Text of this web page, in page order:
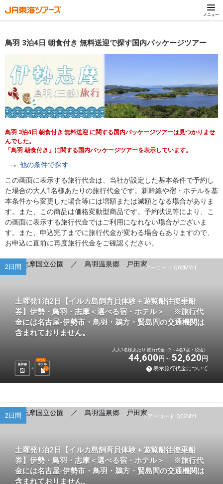
メニュー
鳥羽 3泊4日 朝食付き 無料送迎で探す国内パッケージツアー
鳥羽 3泊4日 朝食付き 無料送迎 に関する国内パッケージツアーは見つかりませ
んでした。
「鳥羽 朝食付き」に関する国内パッケージツアーを表示しています。
他の条件で探す
この画面に表示する旅行代金は、当社が設定した基本条件で予約し
た場合の大人1名様あたりの旅行代金です。新幹線や宿・ホテルを基
本条件から変更した場合等には増額または減額となる場合がありま
す。また、この商品は価格変動型商品です。予約状況等により、こ
の画面に表示する旅行代金ではご利用になれない場合がございま
す。また、申込完了までに旅行代金が変わる場合もありますので、
お申込に直前に再度旅行代金をご確認ください。
ツアーコード Q02MYH
2日間
土曜発1泊2日【イルカ島飼育員体験＋遊覧船往復乗船
券】伊勢・鳥羽・志摩＜選べる宿・ホテル＞ ※旅行代
金には名古屋-伊勢市・鳥羽・鵜方・賢島間の交通機関は
含まれておりません。
新幹線 ホテル
選べる
1 泊
大人1名様あたり 旅行代金（2～4名1室・税込）
44,600 円 52,620 円
表示旅行代金について
ツアーコード Q02MYI
2日間
土曜発1泊2日【イルカ島飼育員体験＋遊覧船往復乗船
券】伊勢・鳥羽・志摩＜選べる宿・ホテル＞ ※旅行代
金には名古屋-伊勢市・鳥羽・鵜方・賢島間の交通機関は
含まれておりません。